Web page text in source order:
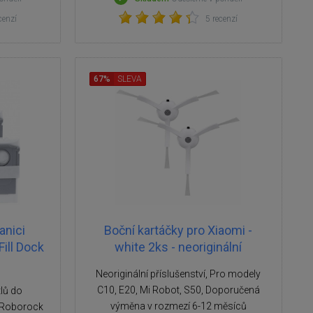
5 recenzí
Dock
do
Boční kartáčky pro Xiaomi -
white 2ks - neoriginální
Neoriginální příslušenství, Pro modely
C10, E20, Mi Robot, S50, Doporučená
výměna v rozmezí 6-12 měsíců
67% SLEVA